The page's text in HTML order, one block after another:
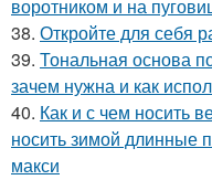
воротником и на
38. Откройте для себя
39. Тональная основа
зачем нужна и как
40. Как и с чем носить
носить зимой длинные
макси